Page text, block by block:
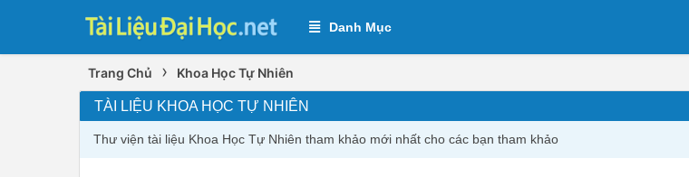
Danh Mục
Trang Chủ › Khoa Học Tự Nhiên
TÀI LIỆU KHOA HỌC TỰ NHIÊN
Thư viện tài liệu Khoa Học Tự Nhiên tham khảo mới nhất cho các bạn tham khảo